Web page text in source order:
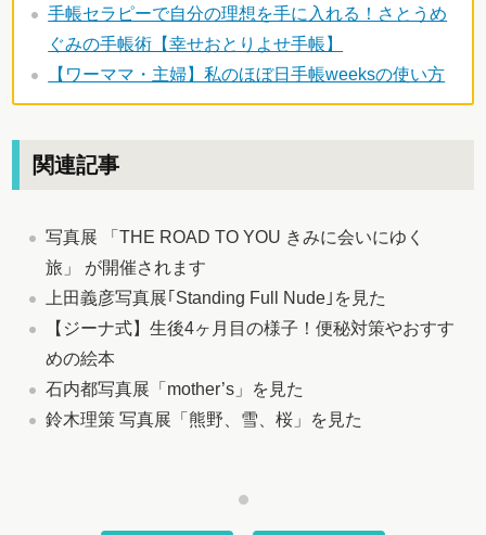
手帳セラピーで自分の理想を手に入れる！さとうめ
ぐみの手帳術【幸せおとりよせ手帳】
【ワーママ・主婦】私のほぼ日手帳weeksの使い方
関連記事
写真展 「THE ROAD TO YOU きみに会いにゆく
旅」 が開催されます
上田義彦写真展｢Standing Full Nude｣を見た
【ジーナ式】生後4ヶ月目の様子！便秘対策やおすす
めの絵本
石内都写真展「mother’s」を見た
鈴木理策 写真展「熊野、雪、桜」を見た